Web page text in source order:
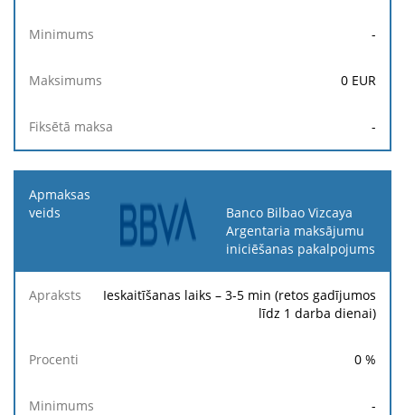
-
0 EUR
-
Banco Bilbao Vizcaya
Argentaria maksājumu
iniciēšanas pakalpojums
Ieskaitīšanas laiks – 3-5 min (retos gadījumos
līdz 1 darba dienai)
0 %
-